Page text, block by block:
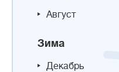
Август
Зима
Декабрь